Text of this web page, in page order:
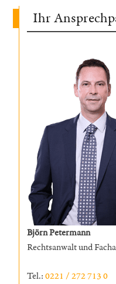
Ihr
Björn Petermann
Rechtsanwalt und
Tel.:0221 / 272 713 0